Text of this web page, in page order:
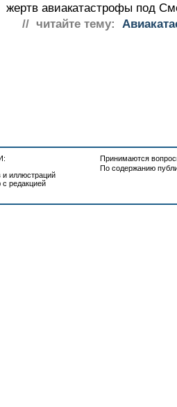
жертв авиакатастрофы под
// читайте тему:
и иллюстраций
с редакцией
Принимаются
По содержанию